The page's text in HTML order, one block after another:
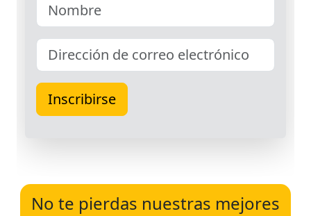
No te pierdas nuestras mejores